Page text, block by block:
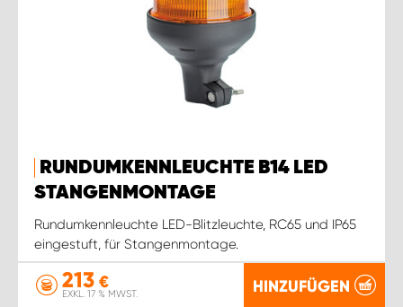
RUNDUMKENNLEUCHTE B14 LED
STANGENMONTAGE
Rundumkennleuchte LED-Blitzleuchte, RC65 und IP65
eingestuft, für Stangenmontage.
213 €
EXKL. 17 % MWST. HINZUFÜGEN